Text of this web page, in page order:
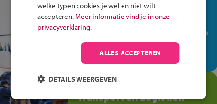
In de winkel ben je op je
plek!
op de winkelvloer, waar elke dag
anders is!
Jouw talent in de
Transport en Logistiek
welke typen cookies je wel en niet wilt
accepteren. Meer informatie vind je in onze
privacyverklaring.
ALLES ACCEPTEREN
DETAILS WEERGEVEN